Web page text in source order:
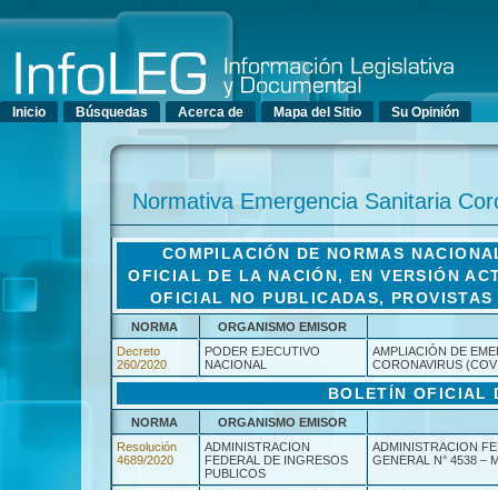
Menú principal
Inicio Búsquedas Acerca de Mapa del Sitio Su Opinión
Normativa Emergencia Sanitaria
COMPILACIÓN DE NORMAS
OFICIAL DE LA NACIÓN, EN VERSIÓN
OFICIAL NO PUBLICADAS,
NORMA
ORGANISMO EMISOR
Decreto
260/2020
PODER EJECUTIVO
NACIONAL
AMPLIACIÓN DE
CORONAVIRUS
BOLETÍN OFICIAL
NORMA
ORGANISMO EMISOR
Resolución
4689/2020
ADMINISTRACION
FEDERAL DE INGRESOS
PUBLICOS
ADMINISTRACION
GENERAL N° 4538 –